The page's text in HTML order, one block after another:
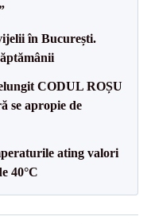
în București.
CODUL ROȘU
se apropie de
ating valori
40°C